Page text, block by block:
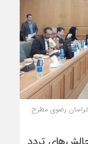
رضوی مطرح